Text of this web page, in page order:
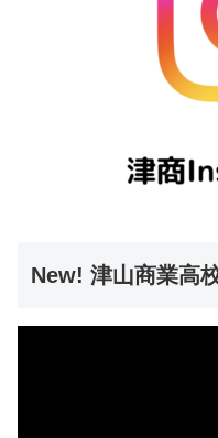
New! 津山商業高